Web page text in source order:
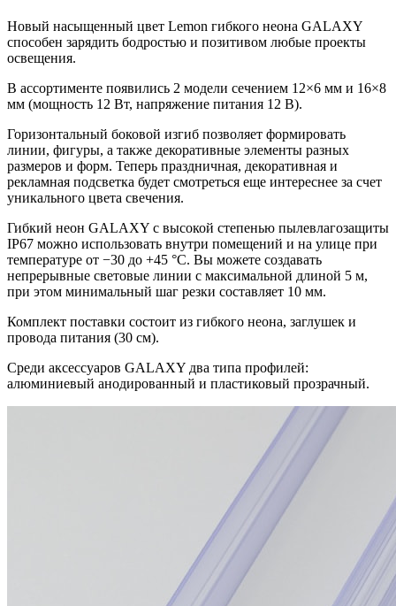
Новый насыщенный цвет Lemon гибкого неона GALAXY
способен зарядить бодростью и позитивом любые проекты
освещения.
В ассортименте появились 2 модели сечением 12×6 мм и 16×8
мм (мощность 12 Вт, напряжение питания 12 В).
Горизонтальный боковой изгиб позволяет формировать
линии, фигуры, а также декоративные элементы разных
размеров и форм. Теперь праздничная, декоративная и
рекламная подсветка будет смотреться еще интереснее за счет
уникального цвета свечения.
Гибкий неон GALAXY c высокой степенью пылевлагозащиты
IP67 можно использовать внутри помещений и на улице при
температуре от −30 до +45 °C. Вы можете создавать
непрерывные световые линии с максимальной длиной 5 м,
при этом минимальный шаг резки составляет 10 мм.
Комплект поставки состоит из гибкого неона, заглушек и
провода питания (30 см).
Среди аксессуаров GALAXY два типа профилей:
алюминиевый анодированный и пластиковый прозрачный.